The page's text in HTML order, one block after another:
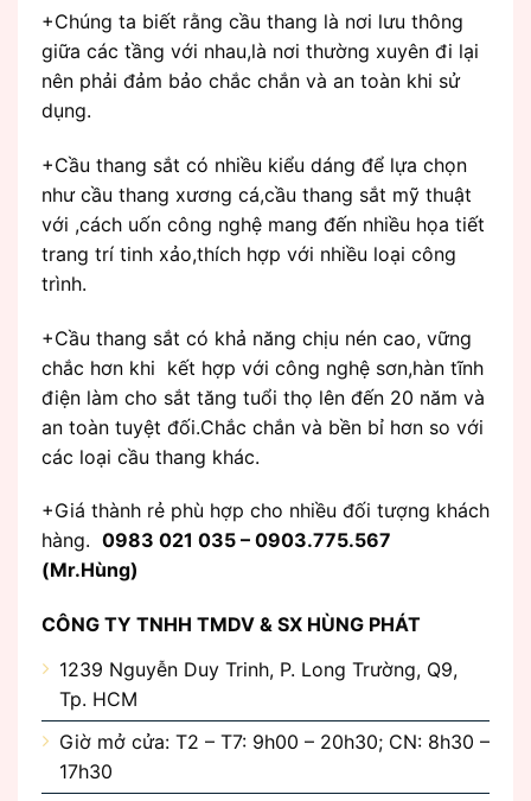
+Chúng ta biết rằng cầu thang là nơi lưu thông
giữa các tầng với nhau,là nơi thường xuyên đi lại
nên phải đảm bảo chắc chắn và an toàn khi sử
dụng.
+Cầu thang sắt có nhiều kiểu dáng để lựa chọn
như cầu thang xương cá,cầu thang sắt mỹ thuật
với ,cách uốn công nghệ mang đến nhiều họa tiết
trang trí tinh xảo,thích hợp với nhiều loại công
trình.
+Cầu thang sắt có khả năng chịu nén cao, vững
chắc hơn khi kết hợp với công nghệ sơn,hàn tĩnh
điện làm cho sắt tăng tuổi thọ lên đến 20 năm và
an toàn tuyệt đối.Chắc chắn và bền bỉ hơn so với
các loại cầu thang khác.
+Giá thành rẻ phù hợp cho nhiều đối tượng khách
hàng. 0983 021 035 – 0903.775.567
(Mr.Hùng)
CÔNG TY TNHH TMDV & SX HÙNG PHÁT
1239 Nguyễn Duy Trinh, P. Long Trường, Q9,
Tp. HCM
Giờ mở cửa: T2 – T7: 9h00 – 20h30; CN: 8h30 –
17h30